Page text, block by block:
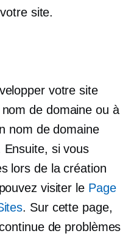
site.
votre site
de domaine ou à
nom de domaine
Ensuite, si vous
lors de la création
visiter le Page
. Sur cette page,
de problèmes